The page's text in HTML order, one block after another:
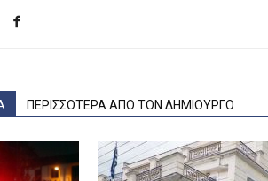
ΠΕΡΙΣΣΟΤΕΡΑ ΑΠΟ ΤΟΝ ΔΗΜΙΟΥΡΓΟ